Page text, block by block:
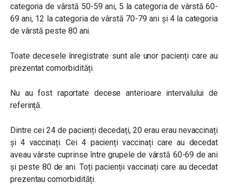
categoria de vârstă 50-59 ani, 5 la categoria de vârstă 60-
69 ani, 12 la categoria de vârstă 70-79 ani și 4 la categoria
de vârstă peste 80 ani.
Toate decesele înregistrate sunt ale unor pacienți care au
prezentat comorbidități.
Nu au fost raportate decese anterioare intervalului de
referință.
Dintre cei 24 de pacienți decedați, 20 erau erau nevaccinați
și 4 vaccinați. Cei 4 pacienți vaccinați care au decedat
aveau vârste cuprinse între grupele de vârstă 60-69 de ani
și peste 80 de ani. Toți pacienții vaccinați care au decedat
prezentau comorbidități.